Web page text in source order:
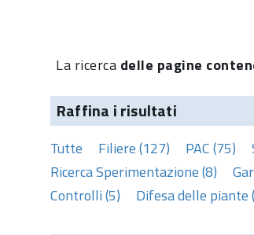
La ricerca delle pagine
Raffina i risultati
Tutte Filiere (127) PAC (75)
Ricerca Sperimentazione (8)
Controlli (5)
Difesa delle piante